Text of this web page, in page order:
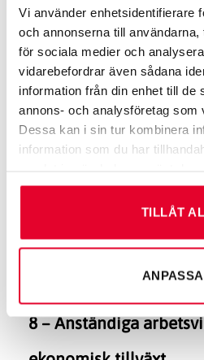
Vi använder enhetsidentifierare
och annonserna till
för sociala medier och
vidarebefordrar även sådana
information från din enhet till de
annons- och analysföretag som
Dessa kan i sin tur kombinera
information som du har
TILLÅT
ANPASSA
målen:
3 – God hälsa och
På Skyltfabriken arbetar vi
och hälsofrågor. Vi tror på
främjar fysisk rörelse genom att
friskvårdsbidrag. Skyltfabriken
gemensamma
psykisk ohälsa.
8 – Anständiga